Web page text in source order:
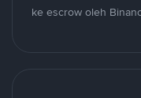
ke escrow oleh